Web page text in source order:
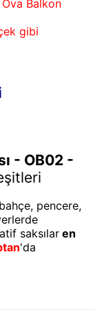
Balkon
gibi
- OB02 -
pencere,
saksılaren
'da